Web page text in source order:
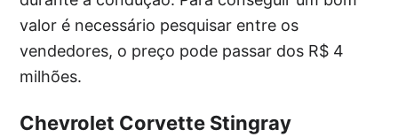
valor é necessário pesquisar entre os
vendedores, o preço pode passar dos R$ 4
milhões.
Chevrolet Corvette Stingray